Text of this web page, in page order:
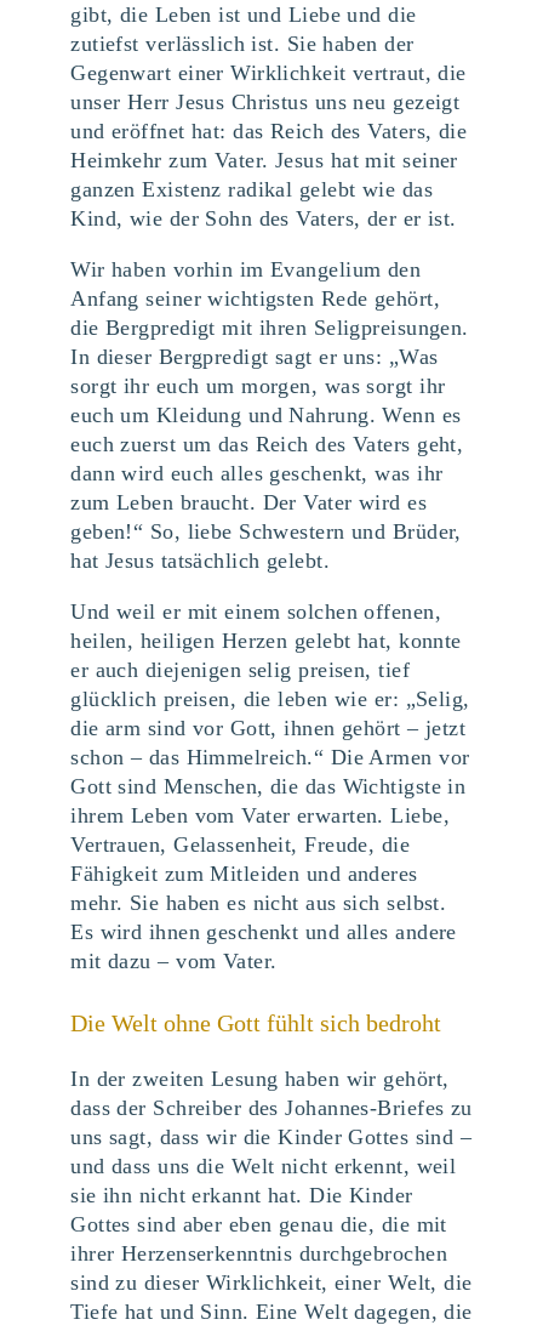
gibt, die Leben ist und Liebe und die
zutiefst verlässlich ist. Sie haben der
Gegenwart einer Wirklichkeit vertraut, die
unser Herr Jesus Christus uns neu gezeigt
und eröffnet hat: das Reich des Vaters, die
Heimkehr zum Vater. Jesus hat mit seiner
ganzen Existenz radikal gelebt wie das
Kind, wie der Sohn des Vaters, der er ist.
Wir haben vorhin im Evangelium den
Anfang seiner wichtigsten Rede gehört,
die Bergpredigt mit ihren Seligpreisungen.
In dieser Bergpredigt sagt er uns: „Was
sorgt ihr euch um morgen, was sorgt ihr
euch um Kleidung und Nahrung. Wenn es
euch zuerst um das Reich des Vaters geht,
dann wird euch alles geschenkt, was ihr
zum Leben braucht. Der Vater wird es
geben!“ So, liebe Schwestern und Brüder,
hat Jesus tatsächlich gelebt.
Und weil er mit einem solchen offenen,
heilen, heiligen Herzen gelebt hat, konnte
er auch diejenigen selig preisen, tief
glücklich preisen, die leben wie er: „Selig,
die arm sind vor Gott, ihnen gehört – jetzt
schon – das Himmelreich.“ Die Armen vor
Gott sind Menschen, die das Wichtigste in
ihrem Leben vom Vater erwarten. Liebe,
Vertrauen, Gelassenheit, Freude, die
Fähigkeit zum Mitleiden und anderes
mehr. Sie haben es nicht aus sich selbst.
Es wird ihnen geschenkt und alles andere
mit dazu – vom Vater.
Die Welt ohne Gott fühlt sich bedroht
In der zweiten Lesung haben wir gehört,
dass der Schreiber des Johannes-Briefes zu
uns sagt, dass wir die Kinder Gottes sind –
und dass uns die Welt nicht erkennt, weil
sie ihn nicht erkannt hat. Die Kinder
Gottes sind aber eben genau die, die mit
ihrer Herzenserkenntnis durchgebrochen
sind zu dieser Wirklichkeit, einer Welt, die
Tiefe hat und Sinn. Eine Welt dagegen, die